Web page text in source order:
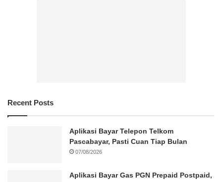
Recent Posts
Aplikasi Bayar Telepon Telkom
Pascabayar, Pasti Cuan Tiap Bulan
07/08/2026
Aplikasi Bayar Gas PGN Prepaid Postpaid,